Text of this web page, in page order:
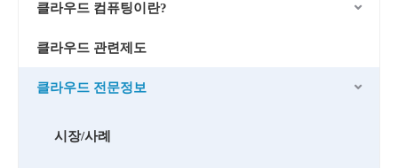
클라우드 컴퓨팅이란?
클라우드 관련제도
클라우드 전문정보
시장/사례